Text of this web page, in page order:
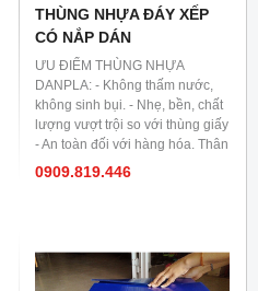
THÙNG NHỰA ĐÁY XẾP
CÓ NẮP DÁN
ƯU ĐIỂM THÙNG NHỰA
DANPLA: - Không thấm nước,
không sinh bụi. - Nhẹ, bền, chất
lượng vượt trội so với thùng giấy
- An toàn đối với hàng hóa. Thân
thiện đối với môi trường. - Xếp
linh kiện điện tử, linh kiện nhựa,
các sản phẩm sơn, xi mạ, biển
0909.819.446